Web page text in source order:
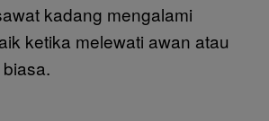
kadang mengalami
ketika melewati awan atau